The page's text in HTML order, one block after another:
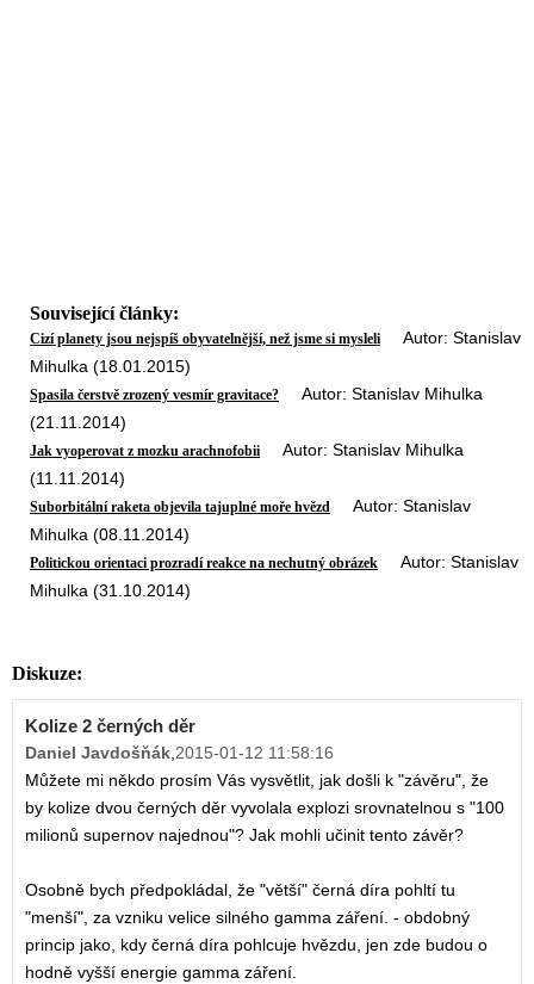
Související články:
Cizí planety jsou nejspíš obyvatelnější, než jsme si mysleli Autor: Stanislav
Mihulka (18.01.2015)
Spasila čerstvě zrozený vesmír gravitace? Autor: Stanislav Mihulka
(21.11.2014)
Jak vyoperovat z mozku arachnofobii Autor: Stanislav Mihulka
(11.11.2014)
Suborbitální raketa objevila tajuplné moře hvězd Autor: Stanislav
Mihulka (08.11.2014)
Politickou orientaci prozradí reakce na nechutný obrázek Autor: Stanislav
Mihulka (31.10.2014)
Diskuze:
Kolize 2 černých děr
Daniel Javdošňák,2015-01-12 11:58:16
Můžete mi někdo prosím Vás vysvětlit, jak došli k "závěru", že
by kolize dvou černých děr vyvolala explozi srovnatelnou s "100
milionů supernov najednou"? Jak mohli učinit tento závěr?
Osobně bych předpokládal, že "větší" černá díra pohltí tu
"menší", za vzniku velice silného gamma záření. - obdobný
princip jako, kdy černá díra pohlcuje hvězdu, jen zde budou o
hodně vyšší energie gamma záření.